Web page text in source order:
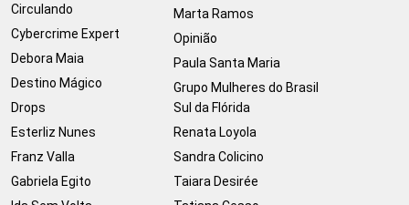
Circulando
Cybercrime Expert
Debora Maia
Destino Mágico
Drops
Esterliz Nunes
Franz Valla
Gabriela Egito
Marta Ramos
Opinião
Paula Santa Maria
Grupo Mulheres do Brasil
Sul da Flórida
Renata Loyola
Sandra Colicino
Taiara Desirée